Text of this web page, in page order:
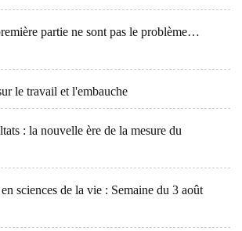
partie ne sont pas le problème…
le travail et l'embauche
: la nouvelle ère de la mesure du
sciences de la vie : Semaine du 3 août